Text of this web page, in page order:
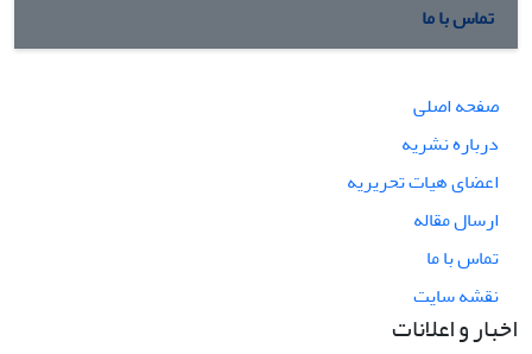
تماس با ما
صفحه اصلی
درباره نشریه
اعضای هیات تحریریه
ارسال مقاله
تماس با ما
نقشه سایت
اخبار و اعلانات